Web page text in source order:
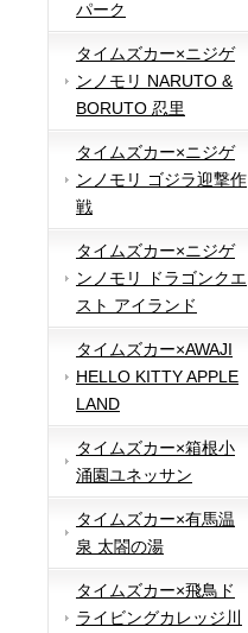
パーク
タイムズカー×ニジゲ
ンノモリ NARUTO &
BORUTO 忍里
タイムズカー×ニジゲ
ンノモリ ゴジラ迎撃作
戦
タイムズカー×ニジゲ
ンノモリ ドラゴンクエ
スト アイランド
タイムズカー×AWAJI
HELLO KITTY APPLE
LAND
タイムズカー×箱根小
涌園ユネッサン
タイムズカー×有馬温
泉 太閤の湯
タイムズカー×飛鳥ド
ライビングカレッジ川